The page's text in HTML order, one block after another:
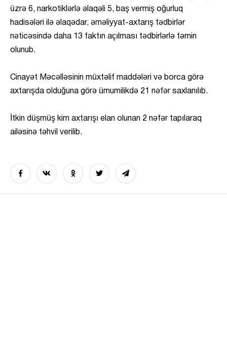
üzrə 6, narkotiklərlə əlaqəli 5, baş vermiş oğurluq
hadisələri ilə əlaqədar, əməliyyat-axtarış tədbirlər
nəticəsində daha 13 faktın açılması tədbirlərlə təmin
olunub.
Cinayət Məcəlləsinin müxtəlif maddələri və borca görə
axtarışda olduğuna görə ümumilikdə 21 nəfər saxlanılıb.
İtkin düşmüş kim axtarışı elan olunan 2 nəfər tapılaraq
ailəsinə təhvil verilib.